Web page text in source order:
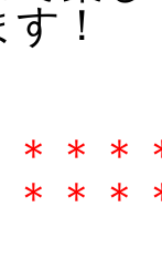
！
＊＊
＊＊＊